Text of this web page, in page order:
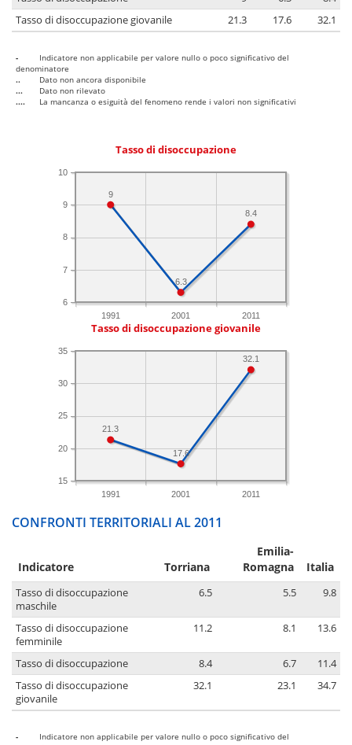
Tasso di disoccupazione giovanile
21.3 17.6 32.1
-
Indicatore non applicabile per valore nullo o poco significativo del
denominatore
..
Dato non ancora disponibile
...
Dato non rilevato
....
La mancanza o esiguità del fenomeno rende i valori non significativi
Tasso di disoccupazione
1991 2001 2011
6
7
8
9
10
8.4
6.3
9
Tasso di disoccupazione giovanile
1991 2001 2011
15
20
25
30
35
32.1
17.6
21.3
CONFRONTI TERRITORIALI AL 2011
Indicatore Torriana
Emilia-
Romagna
Italia
Tasso di disoccupazione
maschile
6.5 5.5 9.8
Tasso di disoccupazione
femminile
11.2 8.1 13.6
Tasso di disoccupazione 8.4 6.7
11.4
Tasso di disoccupazione
giovanile
32.1 23.1 34.7
-
Indicatore non applicabile per valore nullo o poco significativo del